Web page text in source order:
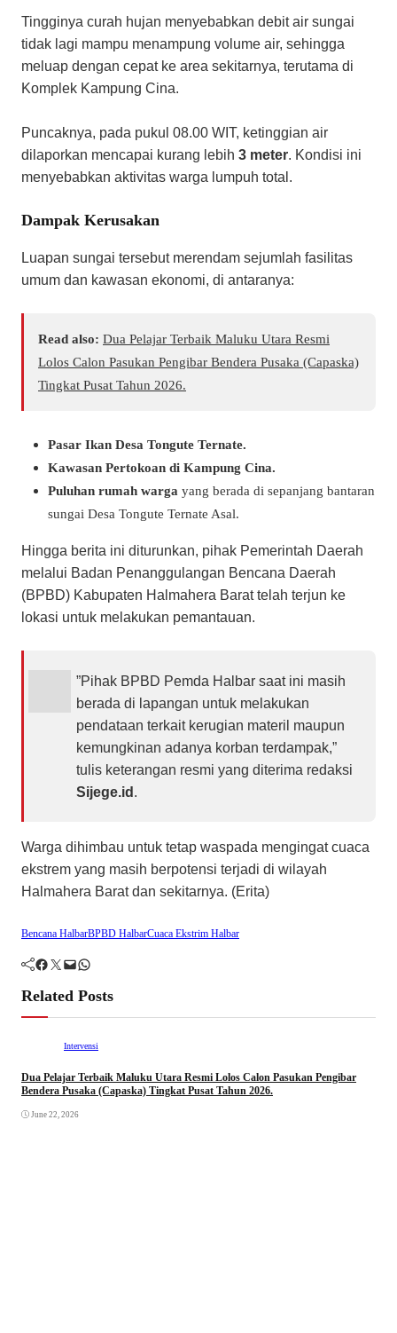
Tingginya curah hujan menyebabkan debit air sungai
tidak lagi mampu menampung volume air, sehingga
meluap dengan cepat ke area sekitarnya, terutama di
Komplek Kampung Cina.
​Puncaknya, pada pukul 08.00 WIT, ketinggian air
dilaporkan mencapai kurang lebih 3 meter. Kondisi ini
menyebabkan aktivitas warga lumpuh total.
Dampak Kerusakan
​Luapan sungai tersebut merendam sejumlah fasilitas
umum dan kawasan ekonomi, di antaranya:
Read also: Dua Pelajar Terbaik Maluku Utara Resmi
Lolos Calon Pasukan Pengibar Bendera Pusaka (Capaska)
Tingkat Pusat Tahun 2026.
Pasar Ikan Desa Tongute Ternate.
Kawasan Pertokoan di Kampung Cina.
Puluhan rumah warga yang berada di sepanjang bantaran
sungai Desa Tongute Ternate Asal.
​Hingga berita ini diturunkan, pihak Pemerintah Daerah
melalui Badan Penanggulangan Bencana Daerah
(BPBD) Kabupaten Halmahera Barat telah terjun ke
lokasi untuk melakukan pemantauan.
​”Pihak BPBD Pemda Halbar saat ini masih
berada di lapangan untuk melakukan
pendataan terkait kerugian materil maupun
kemungkinan adanya korban terdampak,”
tulis keterangan resmi yang diterima redaksi
Sijege.id .
​Warga dihimbau untuk tetap waspada mengingat cuaca
ekstrem yang masih berpotensi terjadi di wilayah
Halmahera Barat dan sekitarnya. (Erita)
Bencana HalbarBPBD HalbarCuaca Ekstrim Halbar
Facebook Twitter Mail WhatsApp
Related Posts
Intervensi
Dua Pelajar Terbaik Maluku Utara Resmi Lolos Calon Pasukan Pengibar
Bendera Pusaka (Capaska) Tingkat Pusat Tahun 2026.
June 22, 2026